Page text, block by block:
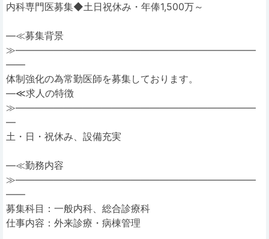
内科専門医募集◆土日祝休み・年俸1,500万～
―≪募集背景
≫―――――――――――――――――――――――――
――
体制強化の為常勤医師を募集しております。
―≪求人の特徴
≫―――――――――――――――――――――――――
―
土・日・祝休み、設備充実
―≪勤務内容
≫―――――――――――――――――――――――――
――
募集科目：一般内科、総合診療科
仕事内容：外来診療・病棟管理